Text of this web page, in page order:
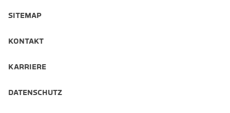
SITEMAP
KONTAKT
KARRIERE
DATENSCHUTZ